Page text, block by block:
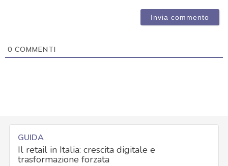
0 COMMENTI
GUIDA
Il retail in Italia: crescita digitale e
trasformazione forzata